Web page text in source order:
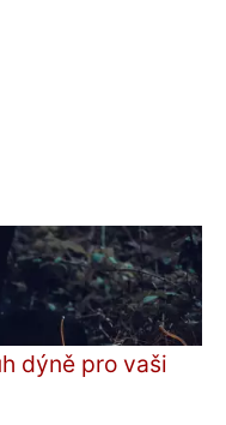
dýně pro vaši